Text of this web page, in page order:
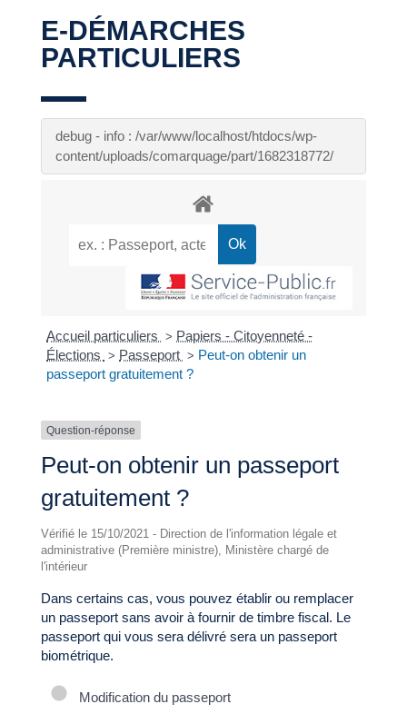
E-DÉMARCHES
PARTICULIERS
debug - info : /var/www/localhost/htdocs/wp-
content/uploads/comarquage/part/1682318772/
Accueil particuliers > Papiers - Citoyenneté -
Élections > Passeport > Peut-on obtenir un
passeport gratuitement ?
Question-réponse
Peut-on obtenir un passeport
gratuitement ?
Vérifié le 15/10/2021 - Direction de l'information légale et
administrative (Première ministre), Ministère chargé de
l'intérieur
Dans certains cas, vous pouvez établir ou remplacer
un passeport sans avoir à fournir de timbre fiscal. Le
passeport qui vous sera délivré sera un passeport
biométrique.
Modification du passeport